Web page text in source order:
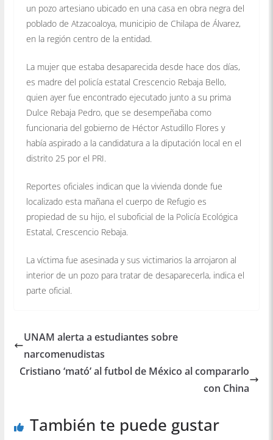
un pozo artesiano ubicado en una casa en obra negra del
poblado de Atzacoaloya, municipio de Chilapa de Álvarez,
en la región centro de la entidad.
La mujer que estaba desaparecida desde hace dos días,
es madre del policía estatal Crescencio Rebaja Bello,
quien ayer fue encontrado ejecutado junto a su prima
Dulce Rebaja Pedro, que se desempeñaba como
funcionaria del gobierno de Héctor Astudillo Flores y
había aspirado a la candidatura a la diputación local en el
distrito 25 por el PRI.
Reportes oficiales indican que la vivienda donde fue
localizado esta mañana el cuerpo de Refugio es
propiedad de su hijo, el suboficial de la Policía Ecológica
Estatal, Crescencio Rebaja.
La víctima fue asesinada y sus victimarios la arrojaron al
interior de un pozo para tratar de desaparecerla, indica el
parte oficial.
UNAM alerta a estudiantes sobre
narcomenudistas
Cristiano ‘mató’ al futbol de México al compararlo
con China
También te puede gustar